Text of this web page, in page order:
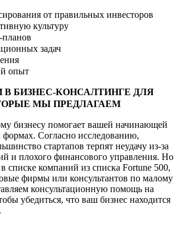
от правильных инвесторов
культуру
задач
опыт
БИЗНЕС-КОНСАЛТИНГЕ ДЛЯ
МЫ ПРЕДЛАГАЕМ
бизнесу помогает вашей начинающей
Согласно исследованию,
стартапов терпят неудачу из-за
и плохого финансового управления. Но
списке компаний из списка Fortune 500,
фирмы или консультантов по малому
консультационную помощь на
убедиться, что ваш бизнес находится